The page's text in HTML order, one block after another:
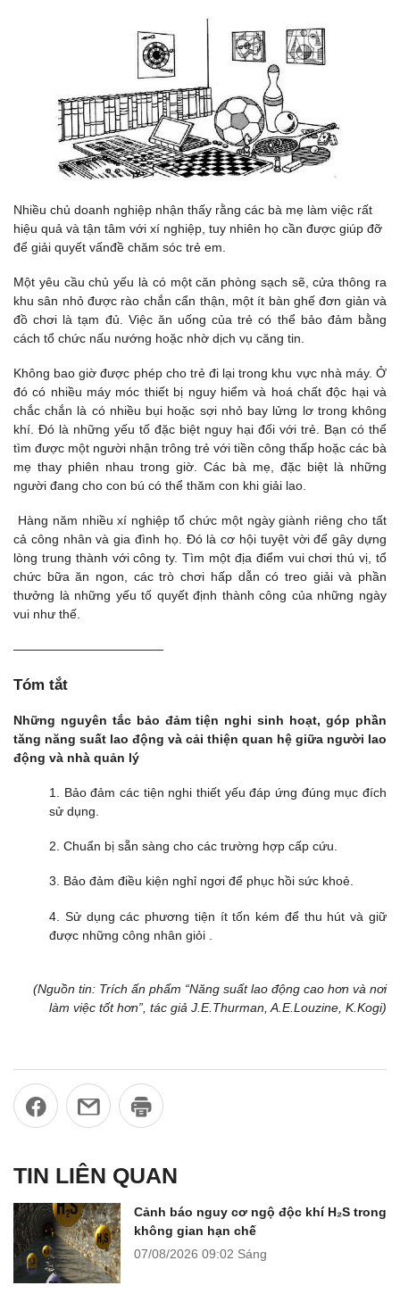
Nhiều chủ doanh nghiệp nhận thấy rằng các bà mẹ làm việc rất
hiệu quả và tận tâm với xí nghiệp, tuy nhiên họ cần được giúp đỡ
để giải quyết vấnđề chăm sóc trẻ em.
Một yêu cầu chủ yếu là có một căn phòng sạch sẽ, cửa thông ra
khu sân nhỏ được rào chắn cẩn thận, một ít bàn ghế đơn giản và
đồ chơi là tạm đủ. Việc ăn uống của trẻ có thể bảo đảm bằng
cách tổ chức nấu nướng hoặc nhờ dịch vụ căng tin.
Không bao giờ được phép cho trẻ đi lại trong khu vực nhà máy. Ở
đó có nhiều máy móc thiết bị nguy hiểm và hoá chất độc hại và
chắc chắn là có nhiều bụi hoặc sợi nhỏ bay lửng lơ trong không
khí. Đó là những yếu tố đặc biệt nguy hại đối với trẻ. Bạn có thể
tìm được một người nhận trông trẻ với tiền công thấp hoặc các bà
mẹ thay phiên nhau trong giờ. Các bà mẹ, đặc biệt là những
người đang cho con bú có thể thăm con khi giải lao.
Hàng năm nhiều xí nghiệp tổ chức một ngày giành riêng cho tất
cả công nhân và gia đình họ. Đó là cơ hội tuyệt vời để gây dựng
lòng trung thành với công ty. Tìm một địa điểm vui chơi thú vị, tổ
chức bữa ăn ngon, các trò chơi hấp dẫn có treo giải và phần
thưởng là những yếu tố quyết định thành công của những ngày
vui như thế.
————————————
Tóm tắt
Những nguyên tắc bảo đảm tiện nghi sinh hoạt, góp phần
tăng năng suất lao động và cải thiện quan hệ giữa người lao
động và nhà quản lý
1. Bảo đảm các tiện nghi thiết yếu đáp ứng đúng mục đích
sử dụng.
2. Chuẩn bị sẵn sàng cho các trường hợp cấp cứu.
3. Bảo đảm điều kiện nghỉ ngơi để phục hồi sức khoẻ.
4. Sử dụng các phương tiện ít tốn kém để thu hút và giữ
được những công nhân giỏi .
(Nguồn tin: Trích ấn phẩm “Năng suất lao động cao hơn và nơi
làm việc tốt hơn”, tác giả J.E.Thurman, A.E.Louzine, K.Kogi)
TIN LIÊN QUAN
Cảnh báo nguy cơ ngộ độc khí H₂S trong
không gian hạn chế
07/08/2026 09:02 Sáng